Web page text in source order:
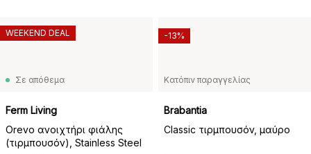
Σε απόθεμα
Ferm Living
Orevo ανοιχτήρι φιάλης
(τιρμπουσόν), Stainless Steel
WEEKEND DEAL
Κατόπιν παραγγελίας
Brabantia
Classic τιρμπουσόν, μαύρο
-13%